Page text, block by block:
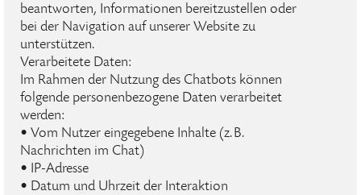
beantworten, Informationen bereitzustellen oder
bei der Navigation auf unserer Website zu
unterstützen.
Verarbeitete Daten:
Im Rahmen der Nutzung des Chatbots können
folgende personenbezogene Daten verarbeitet
werden:
• Vom Nutzer eingegebene Inhalte (z. B.
Nachrichten im Chat)
• IP-Adresse
• Datum und Uhrzeit der Interaktion